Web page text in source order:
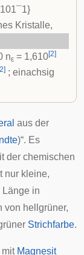
101¯1}
Kristalle,
nε = 1,610[2]
2] ; einachsig
aus der
)“. Es
der chemischen
nur kleine,
Länge in
von hellgrüner,
Strichfarbe.
mit Magnesit